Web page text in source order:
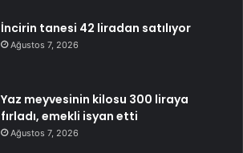
İncirin tanesi 42 liradan satılıyor
Ağustos 7, 2026
Yaz meyvesinin kilosu 300 liraya
fırladı, emekli isyan etti
Ağustos 7, 2026